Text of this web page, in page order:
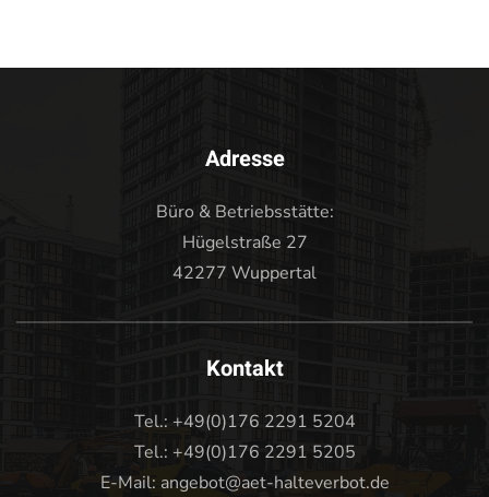
Adresse
Büro & Betriebsstätte:
Hügelstraße 27
42277 Wuppertal
Kontakt
Tel.: +49(0)176 2291 5204
Tel.: +49(0)176 2291 5205
E-Mail: angebot@aet-halteverbot.de